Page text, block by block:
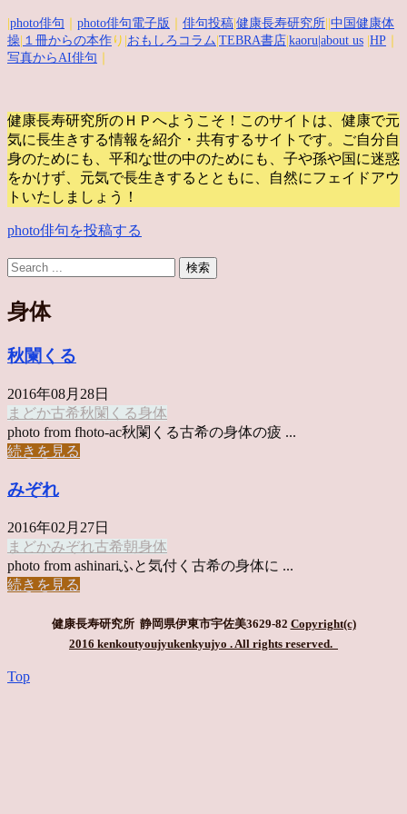
photo俳句 photo俳句電子版 俳句投稿 健康長寿研究所 中国健康体
操 １冊からの本作 り| おもしろコラム TEBRA書店 kaoru |about us HP
写真からAI俳句
健康長寿研究所のＨＰへようこそ！このサイトは、健康で元
気に長生きする情報を紹介・共有するサイトです。
ご自分自
身のためにも、平和な世の中のためにも、子や孫や国に迷惑
をかけず、元気で長生きするとともに、自然にフェイドアウ
トいたしましょう！
photo俳句を投稿する
身体
秋闌くる
2016年08月28日
まどか古希秋闌くる身体
photo from fhoto-ac秋闌くる古希の身体の疲 ...
続きを見る
みぞれ
2016年02月27日
まどかみぞれ古希朝身体
photo from ashinariふと気付く古希の身体に ...
続きを見る
健康長寿研究所 静岡県伊東市宇佐美3629-82 Copyright(c)
2016 kenkoutyoujyukenkyujyo . All rights reserved.
Top